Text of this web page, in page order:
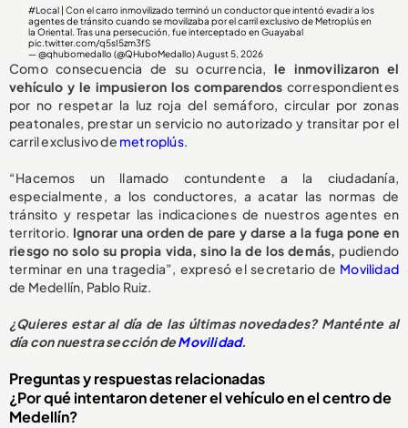
#Local | Con el carro inmovilizado terminó un conductor que intentó evadir a los
agentes de tránsito cuando se movilizaba por el carril exclusivo de Metroplús en
la Oriental. Tras una persecución, fue interceptado en Guayabal
pic.twitter.com/q5sI5zm3fS
— @qhubomedallo (@QHuboMedallo)August 5, 2026
Como consecuencia de su ocurrencia, le inmovilizaron el
vehículo y le impusieron los comparendos correspondientes
por no respetar la luz roja del semáforo, circular por zonas
peatonales, prestar un servicio no autorizado y transitar por el
carril exclusivo de metroplús.
“Hacemos un llamado contundente a la ciudadanía,
especialmente, a los conductores, a acatar las normas de
tránsito y respetar las indicaciones de nuestros agentes en
territorio. Ignorar una orden de pare y darse a la fuga pone en
riesgo no solo su propia vida, sino la de los demás, pudiendo
terminar en una tragedia”, expresó el secretario de Movilidad
de Medellín, Pablo Ruiz.
¿Quieres estar al día de las últimas novedades? Manténte al
día con nuestra sección deMovilidad.
Preguntas y respuestas relacionadas
¿Por qué intentaron detener el vehículo en el centro de
Medellín?